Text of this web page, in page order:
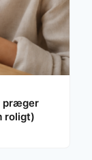
præger
roligt)